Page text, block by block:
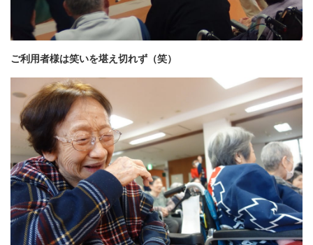
ご利用者様は笑いを堪え切れず（笑）